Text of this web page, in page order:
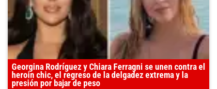
Georgina Rodríguez y Chiara Ferragni se unen contra el
heroin chic, el regreso de la delgadez extrema y la
presión por bajar de peso